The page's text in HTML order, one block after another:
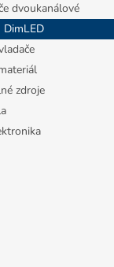
dvoukanálové
DimLED
zdroje